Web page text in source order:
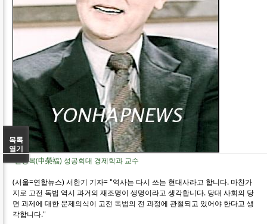
신영복(申榮福) 성공회대 경제학과 교수
(서울=연합뉴스) 서한기 기자= "역사는 다시 쓰는 현대사라고 합니다. 마찬가
지로 고전 독법 역시 과거의 재조명이 생명이라고 생각합니다. 당대 사회의 당
면 과제에 대한 문제의식이 고전 독법의 전 과정에 관철되고 있어야 한다고 생
각합니다."
목록
열기